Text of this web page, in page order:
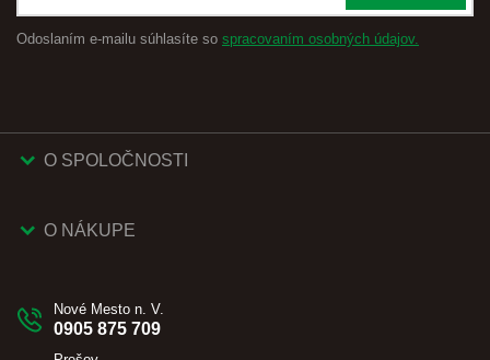
Odoslaním e-mailu súhlasíte so spracovaním osobných údajov.
O SPOLOČNOSTI
O NÁKUPE
Nové Mesto n. V.
0905 875 709